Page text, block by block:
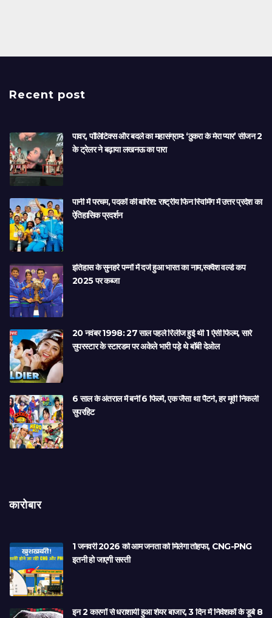
Recent post
पावर, पॉलिटिक्स और बदले का महासंग्राम: ‘ठुकरा के मेरा प्यार’ सीजन 2
के ट्रेलर ने बढ़ाया लखनऊ का पारा
पानी में परचम, पदकों की बारिश: राष्ट्रीय फिन स्विमिंग में उत्तर प्रदेश का
ऐतिहासिक प्रदर्शन
इतिहास के सुनहरे पन्नों में दर्ज हुआ भारत का नाम,स्क्वैश वर्ल्ड कप
2025 पर कब्जा
20 नवंबर 1998: 27 साल पहले रिलीज हुई थी 1 ऐसी फिल्म, सारे
सुपरस्टार के स्टारडम पर अकेले भारी पड़े थे बॉबी देओल
6 साल के अंतराल में बनीं 6 फिल्में, एक जैसा था पैटर्न, हर मूवी निकली
सुपरहिट
कारोबार
1 जनवरी 2026 को आम जनता को मिलेगा तोहफा, CNG-PNG
इतनी हो जाएगी सस्ती
इन 2 कारणों से धराशायी हुआ शेयर बाजार, 3 दिन में निवेशकों के डूबे 8